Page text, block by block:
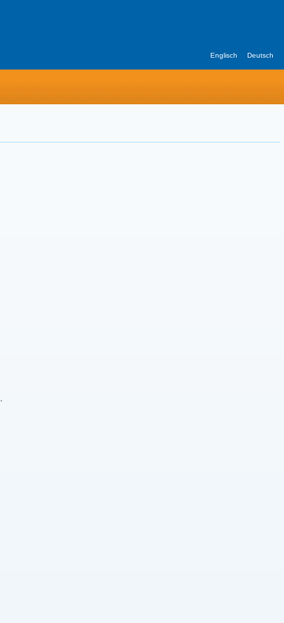
Englisch Deutsch